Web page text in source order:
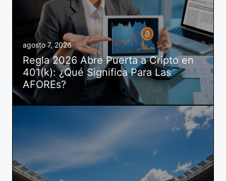
agosto 7, 2026
Regla 2026 Abre Puerta a Cripto en
401(k): ¿Qué Significa Para Las
AFOREs?